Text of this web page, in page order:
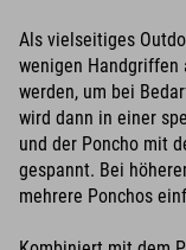
Als vielseitiges
wenigen Handgriffen
werden, um bei
wird dann in einer
und der Poncho mit
gespannt. Bei
mehrere Ponchos